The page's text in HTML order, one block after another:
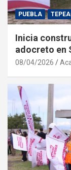
PUEBLA
Inicia
adocreto en
08/04/2026